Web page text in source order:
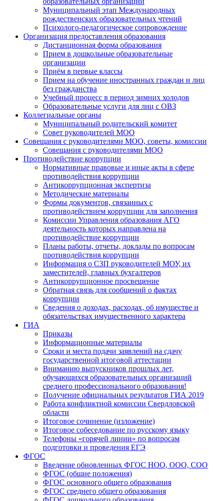
Муниципальный этап Международных
рождественских образовательных чтений
Психолого-педагогическое сопровождение
Организация предоставления образования
Дистанционная форма образования
Прием в дошкольные образовательные
организации
Приём в первые классы
Прием на обучение иностранных граждан и лиц
без гражданства
Учебный процесс в период зимних холодов
Образовательные услуги для лиц с ОВЗ
Коллегиальные органы
Муниципальный родительский комитет
Совет руководителей МОО
Совещания с руководителями МОО, советы, комиссии
Совещания с руководителями МОО
Противодействие коррупции
Нормативные правовые и иные акты в сфере
противодействия коррупции
Антикоррупционная экспертиза
Методические материалы
Формы документов, связанных с
противодействием коррупции для заполнения
Комиссии Управления образования АГО
деятельность которых направлена на
противодействие коррупции
Планы работы, отчеты, доклады по вопросам
противодействия коррупции
Информация о СЗП руководителей МОУ, их
заместителей, главных бухгалтеров
Антикоррупционное просвещение
Обратная связь для сообщений о фактах
коррупции
Сведения о доходах, расходах, об имуществе и
обязательствах имущественного характера
ГИА
Приказы
Информационные материалы
Сроки и места подачи заявлений на сдачу
государственной итоговой аттестации
Вниманию выпускников прошлых лет,
обучающихся образовательных организаций
среднего профессионального образования!
Получение официальных результатов ГИА 2019
Работа конфликтной комиссии Свердловской
области
Итоговое сочинение (изложение)
Итоговое собеседование по русскому языку
Телефоны «горячей линии» по вопросам
подготовки и проведения ЕГЭ
ФГОС
Введение обновленных ФГОС НОО, ООО, СОО
ФГОС (общие положения)
ФГОС основного общего образования
ФГОС среднего общего образования